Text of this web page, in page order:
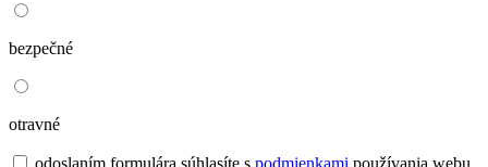
bezpečné
otravné
odoslaním formulára súhlasíte s podmienkami používania webu